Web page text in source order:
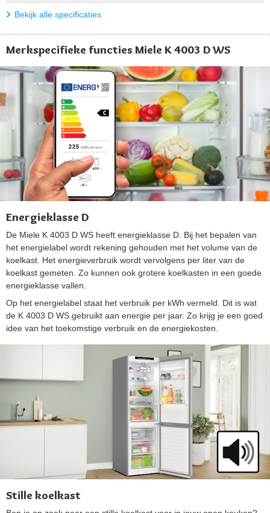
Bekijk alle specificaties
Merkspecifieke functies Miele K 4003 D WS
Energieklasse D
De Miele K 4003 D WS heeft energieklasse D. Bij het bepalen van
het energielabel wordt rekening gehouden met het volume van de
koelkast. Het energieverbruik wordt vervolgens per liter van de
koelkast gemeten. Zo kunnen ook grotere koelkasten in een goede
energieklasse vallen.
Op het energielabel staat het verbruik per kWh vermeld. Dit is wat
de K 4003 D WS gebruikt aan energie per jaar. Zo krijg je een goed
idee van het toekomstige verbruik en de energiekosten.
Stille koelkast